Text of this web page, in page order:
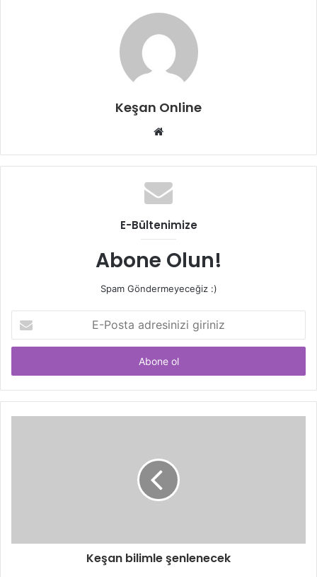
Keşan Online
Web
E-Bültenimize
Abone Olun!
Spam Göndermeyeceğiz :)
Posta
adresinizi
Keşan bilimle şenlenecek